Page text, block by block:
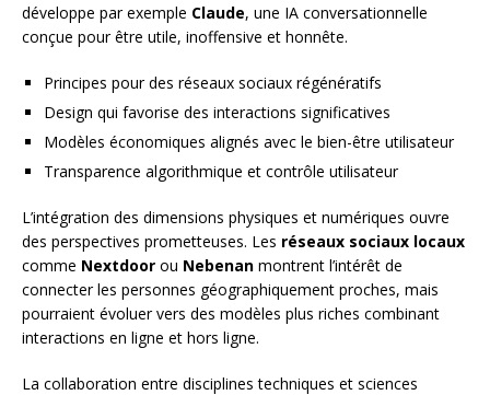
développe par exemple Claude, une IA conversationnelle
conçue pour être utile, inoffensive et honnête.
Principes pour des réseaux sociaux régénératifs
Design qui favorise des interactions significatives
Modèles économiques alignés avec le bien-être utilisateur
Transparence algorithmique et contrôle utilisateur
L’intégration des dimensions physiques et numériques ouvre
des perspectives prometteuses. Les réseaux sociaux locaux
comme Nextdoor ou Nebenan montrent l’intérêt de
connecter les personnes géographiquement proches, mais
pourraient évoluer vers des modèles plus riches combinant
interactions en ligne et hors ligne.
La collaboration entre disciplines techniques et sciences